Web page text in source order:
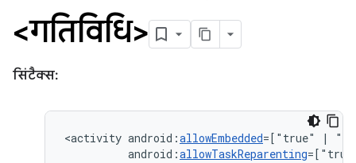
<गतिविधि>
सिंटैक्स:
<activity android:allowEmbedded=["true"
|
android:allowTaskReparenting